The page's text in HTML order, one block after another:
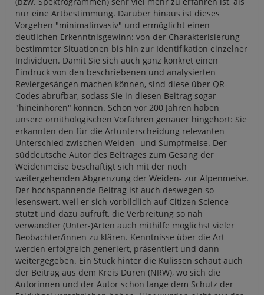
nur eine Artbestimmung. Darüber hinaus ist dieses
Vorgehen "minimalinvasiv" und ermöglicht einen
deutlichen Erkenntnisgewinn: von der Charakterisierung
bestimmter Situationen bis hin zur Identifikation einzelner
Individuen. Damit Sie sich auch ganz konkret einen
Eindruck von den beschriebenen und analysierten
Reviergesängen machen können, sind diese über QR-
Codes abrufbar, sodass Sie in diesen Beitrag sogar
"hineinhören" können. Schon vor 200 Jahren haben
unsere ornithologischen Vorfahren genauer hingehört: Sie
erkannten den für die Artunterscheidung relevanten
Unterschied zwischen Weiden- und Sumpfmeise. Der
süddeutsche Autor des Beitrages zum Gesang der
Weidenmeise beschäftigt sich mit der noch
weitergehenden Abgrenzung der Weiden- zur Alpenmeise.
Der hochspannende Beitrag ist auch deswegen so
lesenswert, weil er sich vorbildlich auf Citizen Science
stützt und dazu aufruft, die Verbreitung so nah
verwandter (Unter-)Arten auch mithilfe möglichst vieler
Beobachter/innen zu klären. Kenntnisse über die Art
werden erfolgreich generiert, präsentiert und dann
weitergegeben. Ein Stück hinter die Kulissen schaut auch
der Beitrag aus dem Kreis Düren (NRW), wo sich die
Autorinnen und der Autor schon lange dem Schutz der